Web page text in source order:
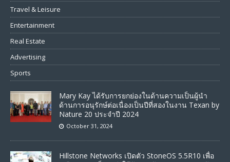
Travel & Leisure
Entertainment
Real Estate
Advertising
Sports
Mary Kay ได้รับการยกย่องในด้านความเป็นผู้นำ
ด้านการอนุรักษ์ต่อเนื่องเป็นปีที่สองในงาน Texan by
Nature 20 ประจำปี 2024
October 31, 2024
Hillstone Networks เปิดตัว StoneOS 5.5R10 เพื่อ